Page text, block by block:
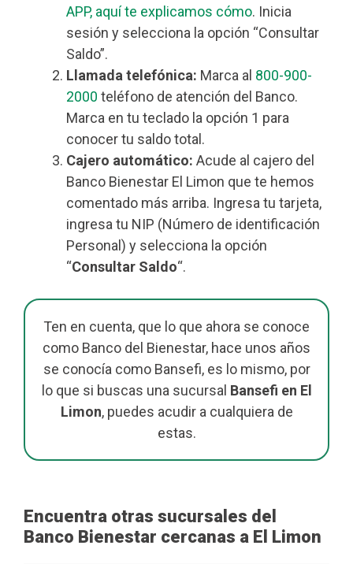
APP, aquí te explicamos cómo. Inicia
sesión y selecciona la opción “Consultar
Saldo”.
Llamada telefónica: Marca al 800-900-
2000 teléfono de atención del Banco.
Marca en tu teclado la opción 1 para
conocer tu saldo total.
Cajero automático: Acude al cajero del
Banco Bienestar El Limon que te hemos
comentado más arriba. Ingresa tu tarjeta,
ingresa tu NIP (Número de identificación
Personal) y selecciona la opción
“Consultar Saldo“.
Ten en cuenta, que lo que ahora se conoce
como Banco del Bienestar, hace unos años
se conocía como Bansefi, es lo mismo, por
lo que si buscas una sucursal Bansefi en El
Limon, puedes acudir a cualquiera de
estas.
Encuentra otras sucursales del
Banco Bienestar cercanas a El Limon